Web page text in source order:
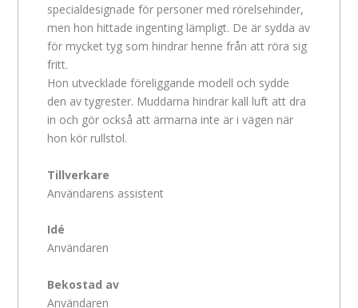
specialdesignade för personer med rörelsehinder,
men hon hittade ingenting lämpligt. De är sydda av
för mycket tyg som hindrar henne från att röra sig
fritt.
Hon utvecklade föreliggande modell och sydde
den av tygrester. Muddarna hindrar kall luft att dra
in och gör också att ärmarna inte är i vägen när
hon kör rullstol.
Tillverkare
Användarens assistent
Idé
Användaren
Bekostad av
Användaren